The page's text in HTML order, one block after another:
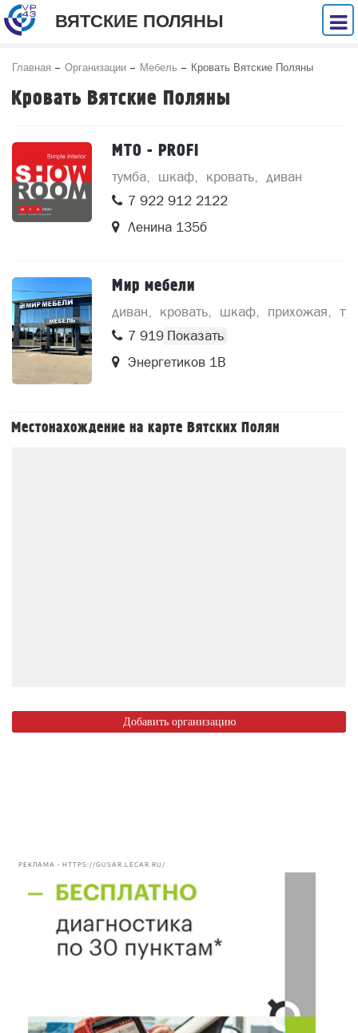
ВЯТСКИЕ ПОЛЯНЫ
Главная Организации Мебель Кровать Вятские Поляны
Кровать Вятские Поляны
MTO - PROFI
тумба шкаф кровать
диван
7 922 912 2122
Ленина 135б
Мир мебели
диван кровать шкаф прихожая
7 919 508 4141
Энергетиков 1В
Местонахождение на карте Вятских Полян
Добавить организацию
РЕКЛАМА • HTTPS://GUSAR.LECAR.RU/